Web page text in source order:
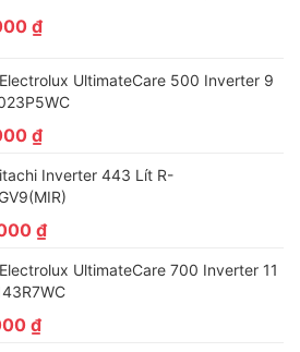
BTU HPIC09TMU với khả năng
₫
UltimateCare 500 Inverter 9
₫
Inverter 443 Lít R-
₫
UltimateCare 700 Inverter 11
₫